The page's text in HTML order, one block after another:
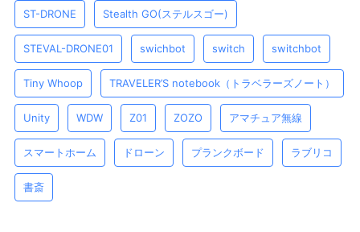
ST-DRONE Stealth GO(ステルスゴー)
STEVAL-DRONE01 swichbot switch switchbot
Tiny Whoop TRAVELER’S notebook（トラベラーズノート）
Unity WDW Z01 ZOZO アマチュア無線
スマートホーム ドローン プランクボード ラブリコ
書斎